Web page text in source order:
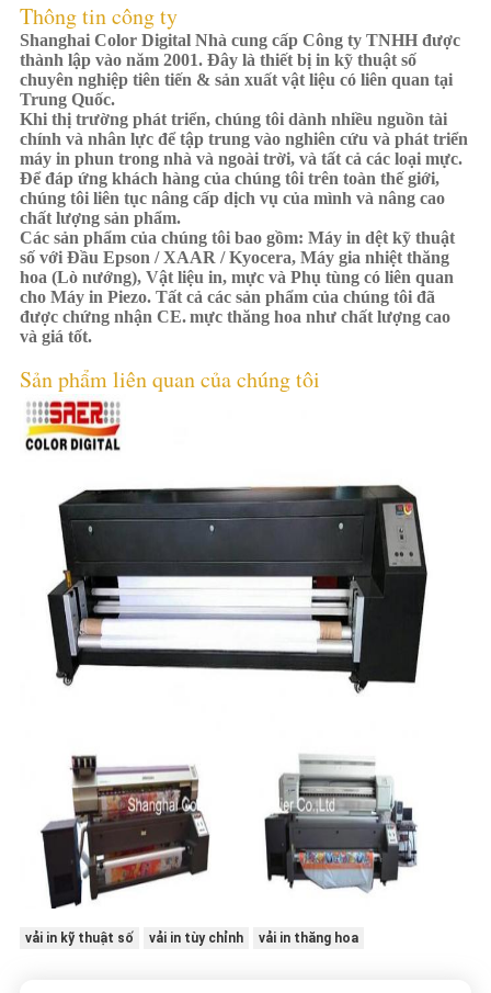
Thông tin công ty
Shanghai Color Digital Nhà cung cấp Công ty TNHH được
thành lập vào năm 2001. Đây là thiết bị in kỹ thuật số
chuyên nghiệp tiên tiến & sản xuất vật liệu có liên quan tại
Trung Quốc.
Khi thị trường phát triển, chúng tôi dành nhiều nguồn tài
chính và nhân lực để tập trung vào nghiên cứu và phát triển
máy in phun trong nhà và ngoài trời, và tất cả các loại mực.
Để đáp ứng khách hàng của chúng tôi trên toàn thế giới,
chúng tôi liên tục nâng cấp dịch vụ của mình và nâng cao
chất lượng sản phẩm.
Các sản phẩm của chúng tôi bao gồm: Máy in dệt kỹ thuật
số với Đầu Epson / XAAR / Kyocera, Máy gia nhiệt thăng
hoa (Lò nướng), Vật liệu in, mực và Phụ tùng có liên quan
cho Máy in Piezo. Tất cả các sản phẩm của chúng tôi đã
được chứng nhận CE.mực thăng hoa như chất lượng cao
và giá tốt.
Sản phẩm liên quan của chúng tôi
vải in kỹ thuật số vải in tùy chỉnh vải in thăng hoa